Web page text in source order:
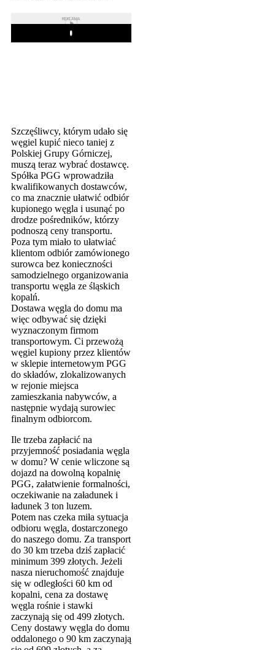
REKLAMA
Play
Szczęśliwcy, którym udało się
węgiel kupić nieco taniej z
Polskiej Grupy Górniczej,
muszą teraz wybrać dostawcę.
Spółka PGG wprowadziła
kwalifikowanych dostawców,
co ma znacznie ułatwić odbiór
kupionego węgla i usunąć po
drodze pośredników, którzy
podnoszą ceny transportu.
Poza tym miało to ułatwiać
klientom odbiór zamówionego
surowca bez konieczności
samodzielnego organizowania
transportu węgla ze śląskich
kopalń.
Dostawa węgla do domu ma
więc odbywać się dzięki
wyznaczonym firmom
transportowym. Ci przewożą
węgiel kupiony przez klientów
w sklepie internetowym PGG
do składów, zlokalizowanych
w rejonie miejsca
zamieszkania nabywców, a
następnie wydają surowiec
finalnym odbiorcom.
Ile trzeba zapłacić na
przyjemność posiadania węgla
w domu? W cenie wliczone są
dojazd na dowolną kopalnię
PGG, załatwienie formalności,
oczekiwanie na załadunek i
ładunek 3 ton luzem.
Potem nas czeka miła sytuacja
odbioru węgla, dostarczonego
do naszego domu. Za transport
do 30 km trzeba dziś zapłacić
minimum 399 złotych. Jeżeli
nasza nieruchomość znajduje
się w odległości 60 km od
kopalni, cena za dostawę
węgla rośnie i stawki
zaczynają się od 499 złotych.
Ceny dostawy węgla do domu
oddalonego o 90 km zaczynają